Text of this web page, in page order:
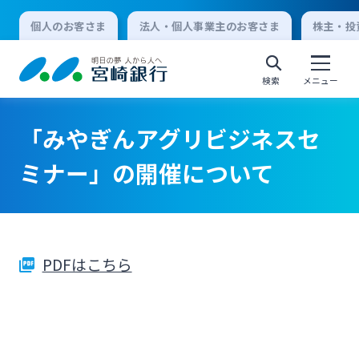
個人のお客さま 法人・個人事業主のお客さま 株主・
検索 メニュー
個人向けインターネットバンキング
ログオン
法人向けインターネットバンキング
「みやぎんアグリビジネスセ
ミナー」の開催について
PDFはこちら